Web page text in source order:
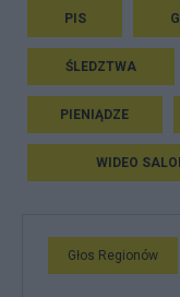
PIS
ŚLEDZTWA
PIENIĄDZE
WIDEO
Głos Regionów